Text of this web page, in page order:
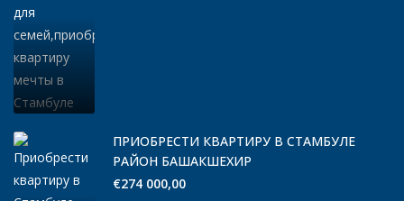
ПРИОБРЕСТИ КВАРТИРУ В СТАМБУЛЕ
РАЙОН БАШАКШЕХИР
€274 000,00